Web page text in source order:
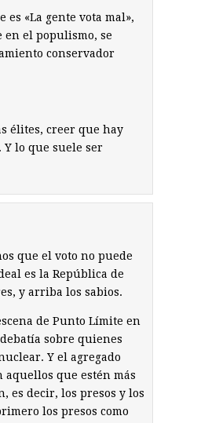
«La gente vota mal»,
en el populismo, se
conservador
élites, creer que hay
Y lo que suele ser
que el voto no puede
es la República de
y arriba los sabios.
de Punto Límite en
sobre quienes
Y el agregado
que estén más
es decir, los presos y los
los presos como